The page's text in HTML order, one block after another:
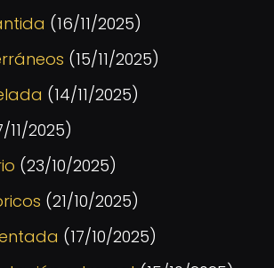
(16/11/2025)
(15/11/2025)
(14/11/2025)
11/2025)
(23/10/2025)
(21/10/2025)
(17/10/2025)